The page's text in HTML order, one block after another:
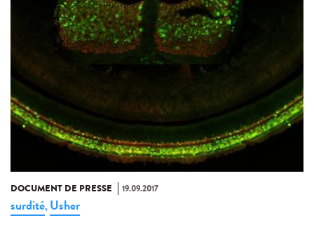
DOCUMENT DE PRESSE 19.09.2017
surdité, Usher